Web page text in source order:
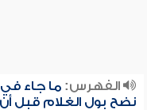
الفهرس:ما جاء في
نضح بول الغلام قبل أن